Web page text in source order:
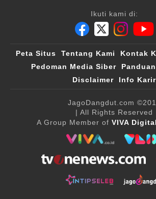
Ikuti kami di:
Peta Situs Tentang Kami Kontak
Pedoman Media Siber
Disclaimer
Info Karir
JagoDangdut.com
| All Rights Reserved
A Group Member of VIVA